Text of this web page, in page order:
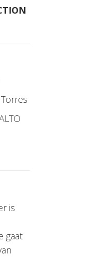
is
gaat